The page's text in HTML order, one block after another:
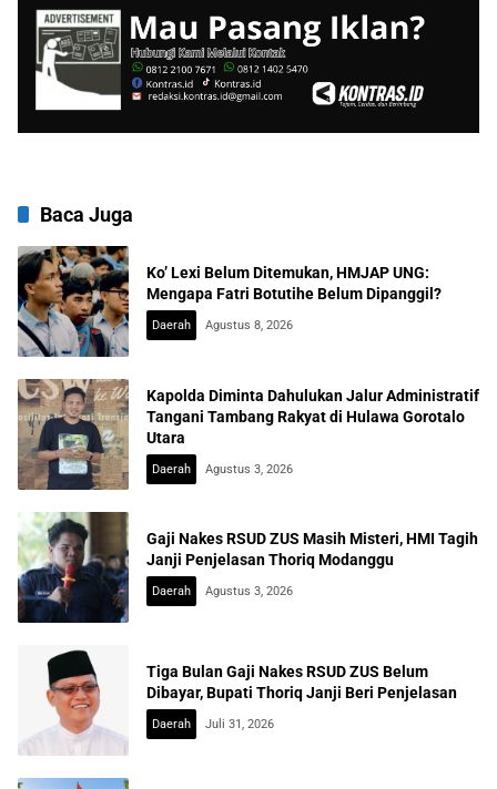
Baca Juga
Ko’ Lexi Belum Ditemukan, HMJAP UNG:
Mengapa Fatri Botutihe Belum Dipanggil?
Daerah Agustus 8, 2026
Kapolda Diminta Dahulukan Jalur Administratif
Tangani Tambang Rakyat di Hulawa Gorotalo
Utara
Daerah Agustus 3, 2026
Gaji Nakes RSUD ZUS Masih Misteri, HMI Tagih
Janji Penjelasan Thoriq Modanggu
Daerah Agustus 3, 2026
Tiga Bulan Gaji Nakes RSUD ZUS Belum
Dibayar, Bupati Thoriq Janji Beri Penjelasan
Daerah Juli 31, 2026